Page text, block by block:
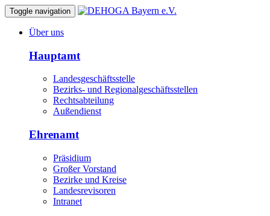
Toggle navigation
Über uns
Hauptamt
Landesgeschäftsstelle
Bezirks- und Regionalgeschäftsstellen
Rechtsabteilung
Außendienst
Ehrenamt
Präsidium
Großer Vorstand
Bezirke und Kreise
Landesrevisoren
Intranet